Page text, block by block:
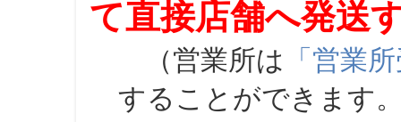
て直接店舗へ発送
（営業所は 「営業
することができます